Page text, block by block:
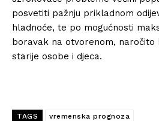
posvetiti pažnju prikladnom
hladnoće, te po mogućnosti
boravak na otvorenom, naročito
starije osobe i djeca.
TAGS vremenska prognoza